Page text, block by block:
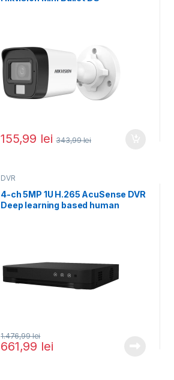
155,99 lei 343,99lei
DVR
4-ch 5MP 1U H.265 AcuSense DVR
Deep learning based human
661,99 lei
1.476,99lei